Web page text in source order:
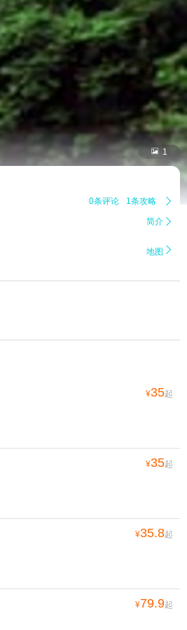
 1
0条评论 1条攻略 
简介 
地图 
¥35起
¥35起
¥35.8起
¥79.9起